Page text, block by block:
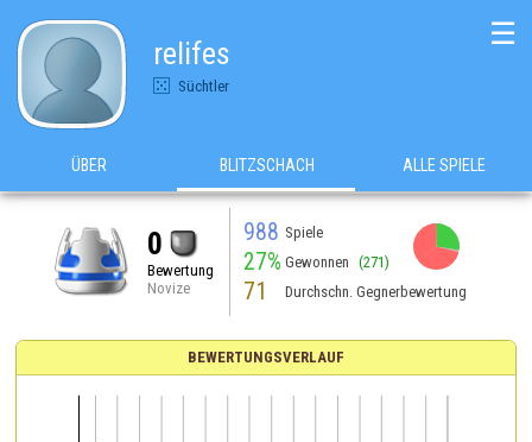
relifes
Süchtler
☰
ÜBER BLITZSCHACH ALLE SPIELE
0
Bewertung
Novize
988 Spiele
27% Gewonnen (271)
71 Durchschn. Gegnerbewertung
BEWERTUNGSVERLAUF